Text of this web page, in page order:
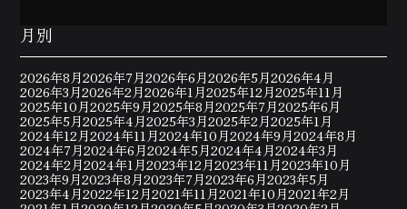
月別
2026年8月2026年7月2026年6月2026年5月2026年4月
2026年3月2026年2月2026年1月2025年12月2025年11月
2025年10月2025年9月2025年8月2025年7月2025年6月
2025年5月2025年4月2025年3月2025年2月2025年1月
2024年12月2024年11月2024年10月2024年9月2024年8月
2024年7月2024年6月2024年5月2024年4月2024年3月
2024年2月2024年1月2023年12月2023年11月2023年10月
2023年9月2023年8月2023年7月2023年6月2023年5月
2023年4月2022年12月2021年11月2021年10月2021年2月